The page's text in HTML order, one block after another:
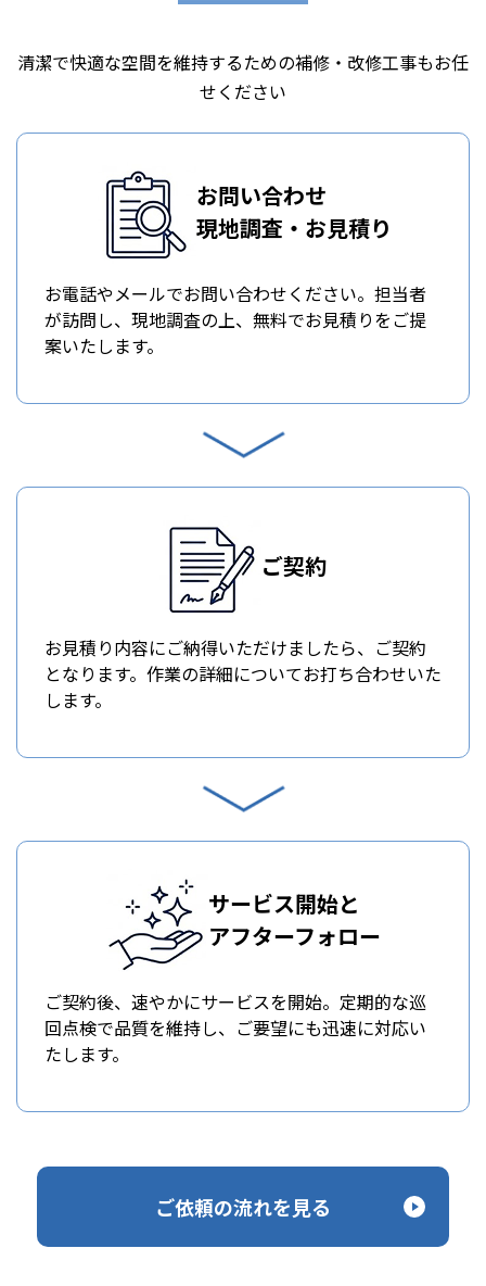
清潔で快適な空間を維持するための補修・改修工事もお任
せください
お問い合わせ
現地調査・お見積り
お電話やメールでお問い合わせください。担当者
が訪問し、現地調査の上、無料でお見積りをご提
案いたします。
ご契約
お見積り内容にご納得いただけましたら、ご契約
となります。作業の詳細についてお打ち合わせいた
します。
サービス開始と
アフターフォロー
ご契約後、速やかにサービスを開始。定期的な巡
回点検で品質を維持し、ご要望にも迅速に対応い
たします。
ご依頼の流れを見る